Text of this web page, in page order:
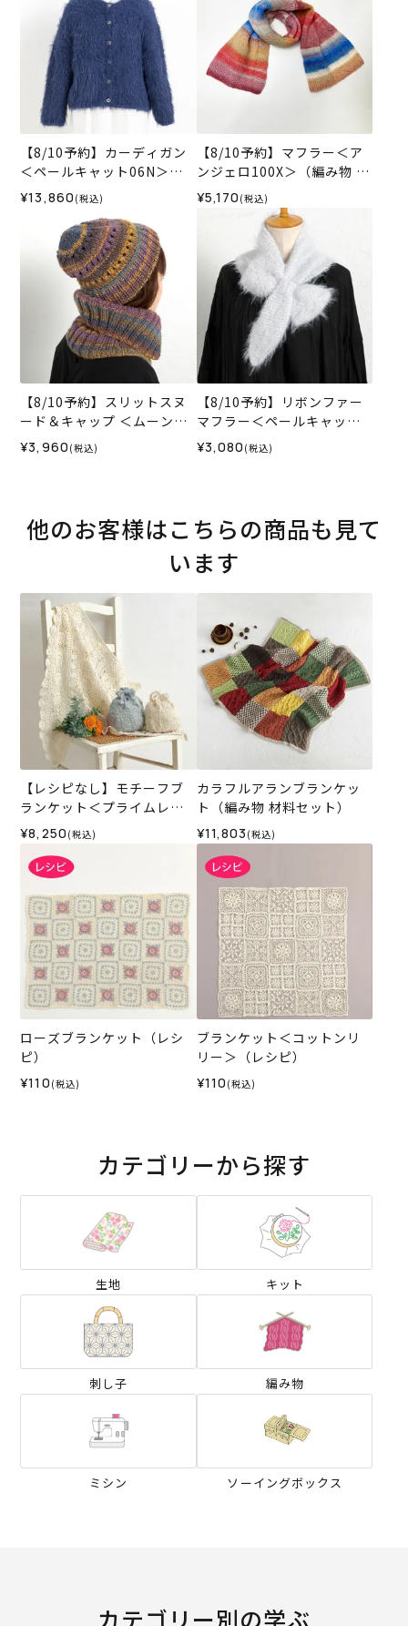
【8/10予約】カーディガン
＜ペールキャット06N＞
（編み物 材料セット）
¥13,860 (税込)
【8/10予約】マフラー＜ア
ンジェロ100X＞（編み物 材
料セット）
¥5,170 (税込)
【8/10予約】スリットスヌ
ード＆キャップ ＜ムーンラ
イトキッス07L＞（編み物
材料セット）
¥3,960 (税込)
【8/10予約】リボンファー
マフラー＜ペールキャット0
5WH＞（編み物 材料セッ
ト）
¥3,080 (税込)
他のお客様はこちらの商品も見て
います
【レシピなし】モチーフブ
ランケット＜プライムレー
ス05IV＞（編み物 材料セッ
ト）
¥8,250 (税込)
カラフルアランブランケッ
ト（編み物 材料セット）
¥11,803 (税込)
ローズブランケット（レシ
ピ）
¥110 (税込)
ブランケット＜コットンリ
リー＞（レシピ）
¥110 (税込)
カテゴリーから探す
生地 キット
刺し子 編み物
ミシン ソーイングボックス
カテゴリー別の学ぶ